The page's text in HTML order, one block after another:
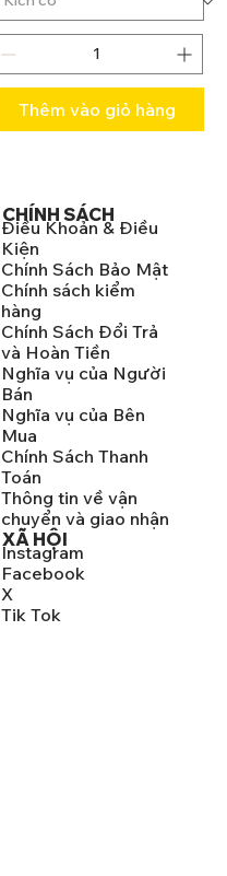
Thêm vào giỏ hàng
CHÍNH SÁCH
Điều Khoản & Điều
Kiện
Chính Sách Bảo Mật
Chính sách kiểm
hàng
Chính Sách Đổi Trả
và Hoàn Tiền
Nghĩa vụ của Người
Bán
Nghĩa vụ của Bên
Mua
Chính Sách Thanh
Toán
Thông tin về vận
chuyển và giao nhận
XÃ HỘI
Instagram
Facebook
X
Tik Tok